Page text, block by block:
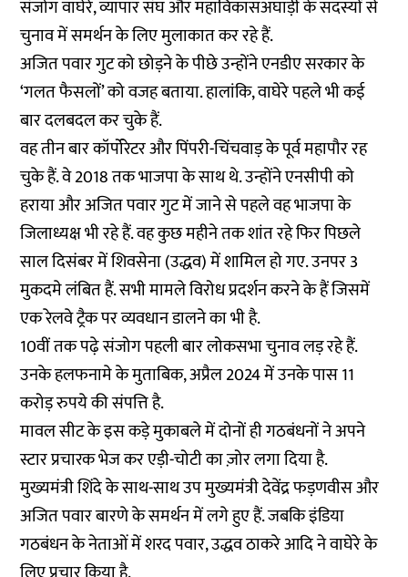
संजोग वाघेरे, व्यापार संघ और महाविकासअघाड़ी के सदस्यों से
चुनाव में समर्थन के लिए मुलाकात कर रहे हैं.
अजित पवार गुट को छोड़ने के पीछे उन्होंने एनडीए सरकार के
‘गलत फैसलों’ को वजह बताया. हालांकि, वाघेरे पहले भी कई
बार दलबदल कर चुके हैं.
वह तीन बार कॉर्पोरेटर और पिंपरी-चिंचवाड़ के पूर्व महापौर रह
चुके हैं. वे 2018 तक भाजपा के साथ थे. उन्होंने एनसीपी को
हराया और अजित पवार गुट में जाने से पहले वह भाजपा के
जिलाध्यक्ष भी रहे हैं. वह कुछ महीने तक शांत रहे फिर पिछले
साल दिसंबर में शिवसेना (उद्धव) में शामिल हो गए. उनपर 3
मुकदमे लंबित हैं. सभी मामले विरोध प्रदर्शन करने के हैं जिसमें
एक रेलवे ट्रैक पर व्यवधान डालने का भी है.
10वीं तक पढ़े संजोग पहली बार लोकसभा चुनाव लड़ रहे हैं.
उनके हलफनामे के मुताबिक, अप्रैल 2024 में उनके पास 11
करोड़ रुपये की संपत्ति है.
मावल सीट के इस कड़े मुकाबले में दोनों ही गठबंधनों ने अपने
स्टार प्रचारक भेज कर एड़ी-चोटी का ज़ोर लगा दिया है.
मुख्यमंत्री शिंदे के साथ-साथ उप मुख्यमंत्री देवेंद्र फड़णवीस और
अजित पवार बारणे के समर्थन में लगे हुए हैं. जबकि इंडिया
गठबंधन के नेताओं में शरद पवार, उद्धव ठाकरे आदि ने वाघेरे के